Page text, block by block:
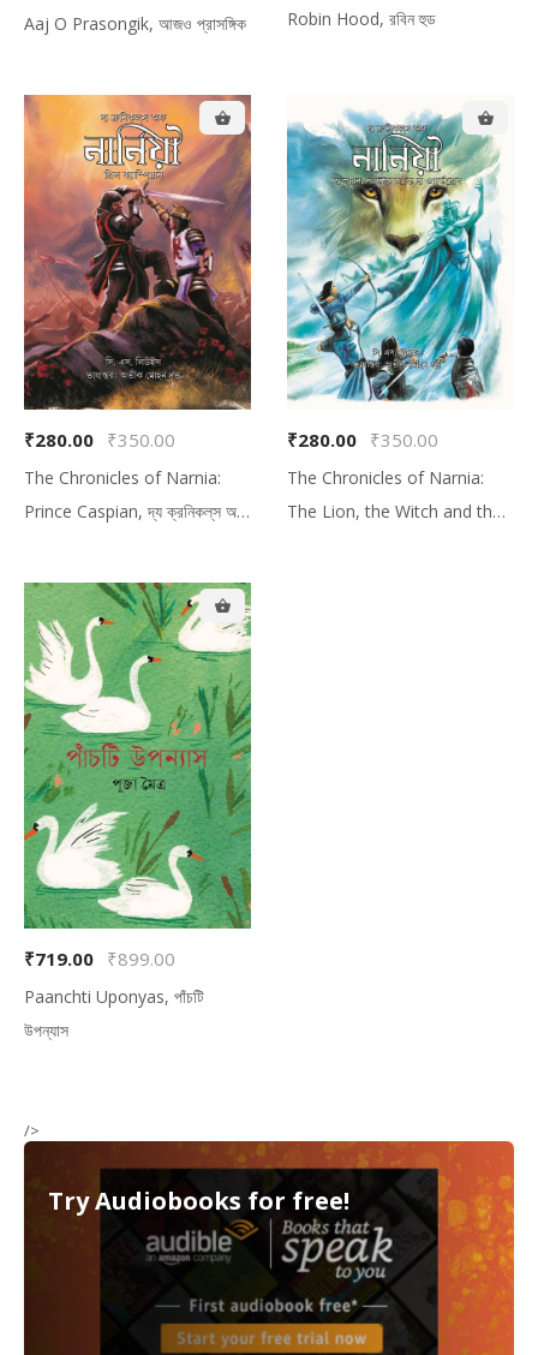
Aaj O Prasongik, আজও প্রাসঙ্গিক Robin Hood, রবিন হুড
₹280.00 ₹350.00
The Chronicles of Narnia:
Prince Caspian, দ্য ক্রনিকল্‌‌স অফ
₹280.00 ₹350.00
The Chronicles of Narnia:
The Lion, the Witch and the
₹719.00 ₹899.00
Paanchti Uponyas, পাঁচটি
উপন্যাস
/>
Try Audiobooks for free!